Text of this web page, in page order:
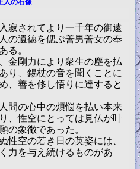
人の石像 －
寂されてより一千年の御遠
の遺徳を偲ぶ善男善女の奉
る。
金剛力により衆生の塵を払
り、錫杖の音を聞くことに
、善を修し悟りに達すると
間の心中の煩悩を払い本来
、性空にとっては見仏が叶
の象徴であった。
性空の若き日の英姿には、
力を与え続けるものがあ